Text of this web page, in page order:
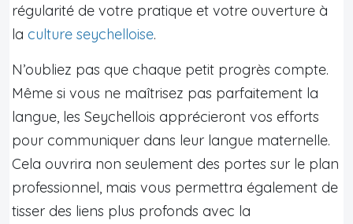
régularité de votre pratique et votre ouverture à
la culture seychelloise.
N’oubliez pas que chaque petit progrès compte.
Même si vous ne maîtrisez pas parfaitement la
langue, les Seychellois apprécieront vos efforts
pour communiquer dans leur langue maternelle.
Cela ouvrira non seulement des portes sur le plan
professionnel, mais vous permettra également de
tisser des liens plus profonds avec la